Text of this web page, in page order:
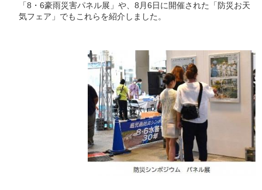
「8・6豪雨災害パネル展」や、8月6日に開催された「防災お天
気フェア」でもこれらを紹介しました。